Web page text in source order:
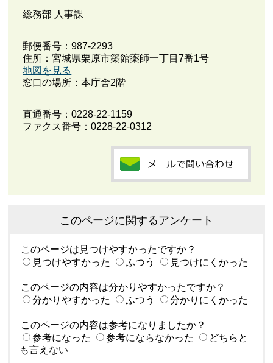
総務部 人事課
郵便番号：987-2293
住所：宮城県栗原市築館薬師一丁目7番1号
地図を見る
窓口の場所：本庁舎2階
直通番号：0228-22-1159
ファクス番号：0228-22-0312
このページに関するアンケート
このページは見つけやすかったですか？
見つけやすかった
ふつう 見つけにくかった
このページの内容は分かりやすかったですか？
分かりやすかった
ふつう 分かりにくかった
このページの内容は参考になりましたか？
参考になった
参考にならなかった
どちらと
も言えない